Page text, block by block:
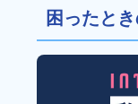
困ったと